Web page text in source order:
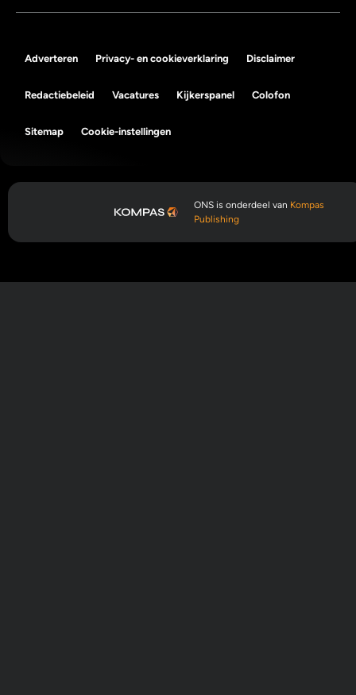
Adverteren Privacy- en cookieverklaring Disclaimer
Redactiebeleid Vacatures Kijkerspanel Colofon
Sitemap Cookie-instellingen
ONS is onderdeel van Kompas
Publishing